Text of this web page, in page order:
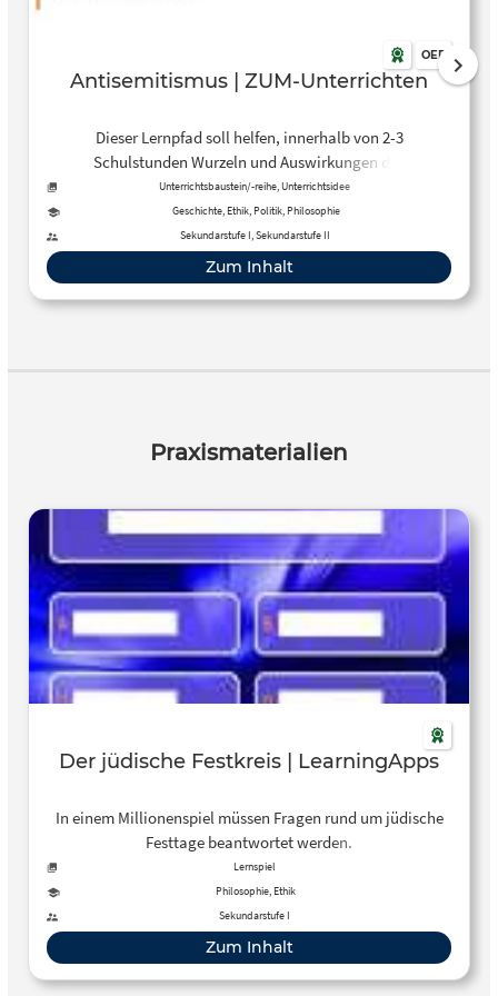
OER
Antisemitismus | ZUM-Unterrichten
Dieser Lernpfad soll helfen, innerhalb von 2-3
Schulstunden Wurzeln und Auswirkungen des
Antisemitismus während der nationalsozialistischen
Diktatur zu erarbeiten.
Unterrichtsbaustein/-reihe, Unterrichtsidee
Geschichte, Ethik, Politik, Philosophie
Sekundarstufe I, Sekundarstufe II
Zum Inhalt
Praxismaterialien
Der jüdische Festkreis | LearningApps
In einem Millionenspiel müssen Fragen rund um jüdische
Festtage beantwortet werden.
Lernspiel
Philosophie, Ethik
Sekundarstufe I
Zum Inhalt